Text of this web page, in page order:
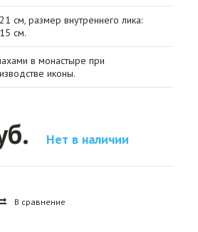
см, размер внутреннего лика:
см.
в монастыре при
иконы.
Нет в наличии
В сравнение